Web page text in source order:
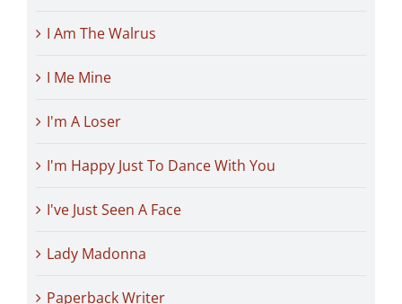
I Am The Walrus
I Me Mine
I'm A Loser
I'm Happy Just To Dance With You
I've Just Seen A Face
Lady Madonna
Paperback Writer